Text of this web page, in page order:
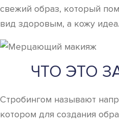
свежий образ, который
вид здоровым, а кожу
ЧТО ЭТО
Стробингом называют
котором для создания